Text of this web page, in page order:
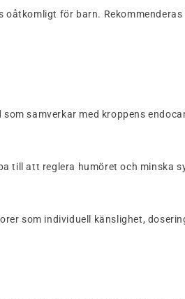
för barn.
samverkar med kroppens
att reglera humöret och minska
som individuell känslighet,